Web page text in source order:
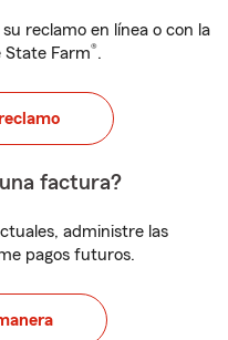
reclamo en línea o con la
State Farm®.
factura?
administre las
pagos futuros.